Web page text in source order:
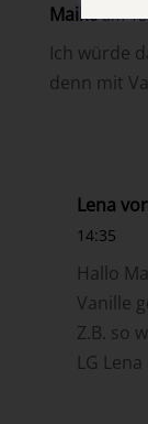
Maike am
Ich würde
denn mit
Lena
14:35
Hallo
Vanille
Z.B. so
LG Lena